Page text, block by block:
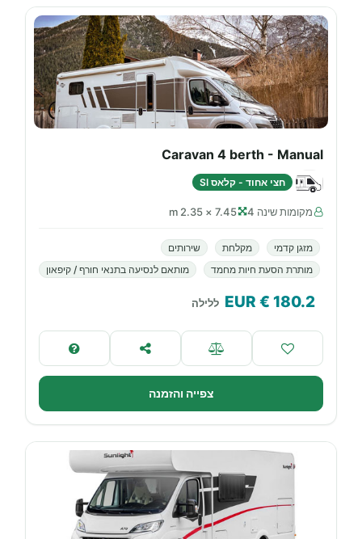
Caravan 4 berth - Manual
חצי אחוד - קלאס SI
מקומות שינה 4 7.45 × 2.35 m
מזגן קדמי מקלחת
שירותים
מותרת הסעת חיות מחמד
מותאם לנסיעה בתנאי חורף / קיפאון
180.2
€ EUR ללילה
צפייה והזמנה